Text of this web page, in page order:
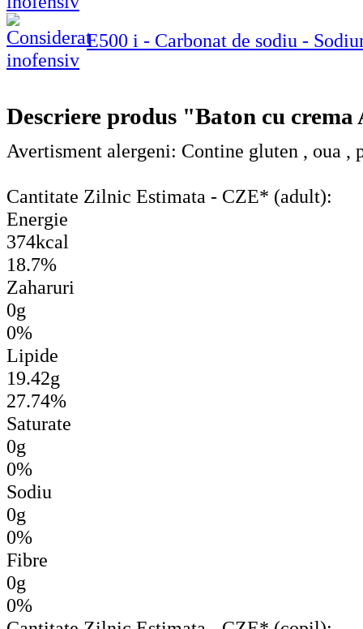
E500 i - Carbonat de sodiu -
Descriere produs "Baton cu
Avertisment alergeni: Contine gluten , oua ,
Cantitate Zilnic Estimata - CZE* (adult):
Energie
374kcal
18.7%
Zaharuri
0g
0%
Lipide
19.42g
27.74%
Saturate
0g
0%
Sodiu
0g
0%
Fibre
0g
0%